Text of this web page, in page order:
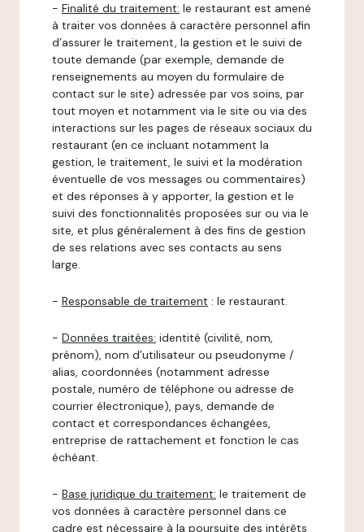
- Finalité du traitement: le restaurant est amené
à traiter vos données à caractère personnel afin
d’assurer le traitement, la gestion et le suivi de
toute demande (par exemple, demande de
renseignements au moyen du formulaire de
contact sur le site) adressée par vos soins, par
tout moyen et notamment via le site ou via des
interactions sur les pages de réseaux sociaux du
restaurant (en ce incluant notamment la
gestion, le traitement, le suivi et la modération
éventuelle de vos messages ou commentaires)
et des réponses à y apporter, la gestion et le
suivi des fonctionnalités proposées sur ou via le
site, et plus généralement à des fins de gestion
de ses relations avec ses contacts au sens
large.
- Responsable de traitement : le restaurant.
- Données traitées: identité (civilité, nom,
prénom), nom d’utilisateur ou pseudonyme /
alias, coordonnées (notamment adresse
postale, numéro de téléphone ou adresse de
courrier électronique), pays, demande de
contact et correspondances échangées,
entreprise de rattachement et fonction le cas
échéant.
- Base juridique du traitement: le traitement de
vos données à caractère personnel dans ce
cadre est nécessaire à la poursuite des intérêts